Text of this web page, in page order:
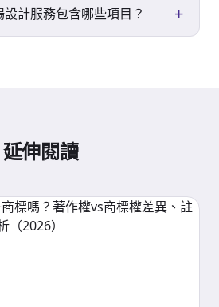
計服務包含哪些項目？ +
延伸閱讀